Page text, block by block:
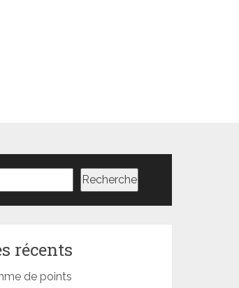
Recherche
récents
de points